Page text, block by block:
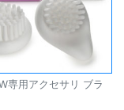
専用アクセサリ ブラ